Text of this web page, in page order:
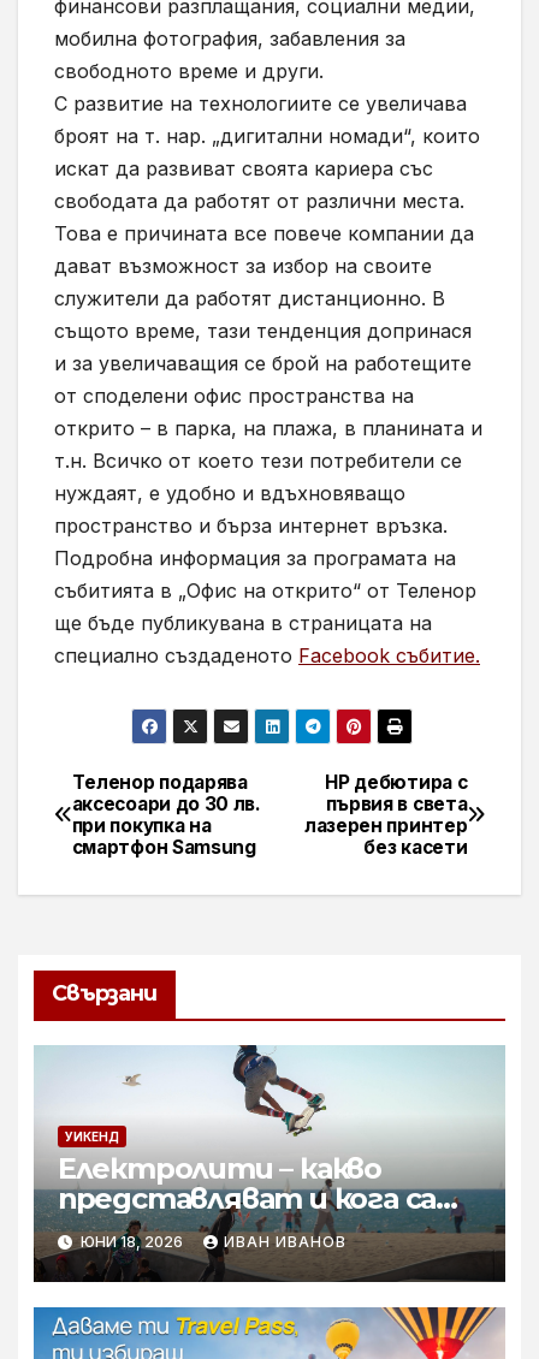
финансови разплащания, социални медии,
мобилна фотография, забавления за
свободното време и други.
С развитие на технологиите се увеличава
броят на т. нар. „дигитални номади“, които
искат да развиват своята кариера със
свободата да работят от различни места.
Това е причината все повече компании да
дават възможност за избор на своите
служители да работят дистанционно. В
същото време, тази тенденция допринася
и за увеличаващия се брой на работещите
от споделени офис пространства на
открито – в парка, на плажа, в планината и
т.н. Всичко от което тези потребители се
нуждаят, е удобно и вдъхновяващо
пространство и бърза интернет връзка.
Подробна информация за програмата на
събитията в „Офис на открито“ от Теленор
ще бъде публикувана в страницата на
специално създаденото Facebook събитие.
Навигация
HP дебютира с
първия в света
лазерен принтер
без касети
Tеленор подарява
аксесоари до 30 лв.
при покупка на
смартфон Samsung
Свързани
УИКЕНД
Електролити – какво
представляват и кога са
необходими
ЮНИ 18, 2026 ИВАН ИВАНОВ